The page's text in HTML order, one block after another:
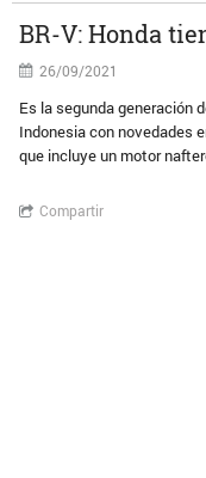
BR-V: Honda
26/09/2021
Es la segunda generación
Indonesia con novedades
que incluye un motor
Compartir